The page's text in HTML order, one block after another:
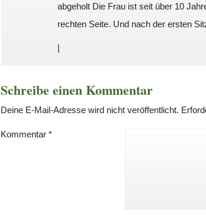
abgeholt Die Frau ist seit über 10
rechten Seite. Und nach der ersten
|
Schreibe einen Kommentar
Deine E-Mail-Adresse wird nicht veröffentlicht.
Kommentar *